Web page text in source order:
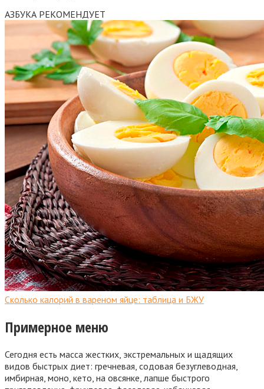
АЗБУКА РЕКОМЕНДУЕТ
Сколько калорий в вареном яйце: таблица и БЖУ
Примерное меню
Сегодня есть масса жестких, экстремальных и щадящих
видов быстрых диет: гречневая, содовая безуглеводная,
имбирная, моно, кето, на овсянке, лапше быстрого